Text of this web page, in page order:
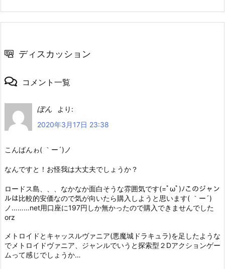
ディスカッション
コメント一覧
ぽん
より:
2020年3月17日 23:38
こんばんゎ( ｀ー´)ノ
なんですと！お怪我は大丈夫でしょうか？
ロードス島、、、なかなか面白そうな雰囲気です(=ﾟωﾟ)ﾉこのジャン
ルは比較的安価なので気が向いたら購入しようと思います( ｀ー´)
ノ………net用口座に197円しか無かったので購入できませんでした
orz
メトロイドとキャッスルヴァニア(悪魔城ドラキュラ)を足したような
でメトロイドヴァニア、ジャンルでいうと探索型２Dアクションゲー
ムって感じでしょうか…